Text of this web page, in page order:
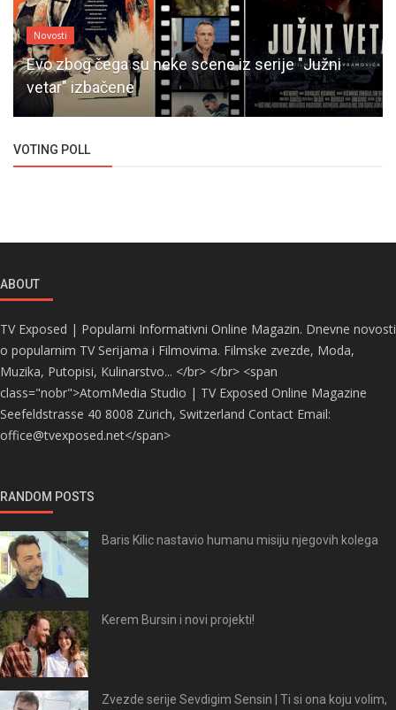
Novosti
Evo zbog čega su neke scene iz serije "Južni
vetar" izbačene
VOTING POLL
ABOUT
TV Exposed | Popularni Informativni Online Magazin. Dnevne novosti
o popularnim TV Serijama i Filmovima. Filmske zvezde, Moda,
Muzika, Putopisi, Kulinarstvo... </br> </br> <span
class="nobr">AtomMedia Studio | TV Exposed Online Magazine
Seefeldstrasse 40 8008 Zürich, Switzerland Contact Email:
office@tvexposed.net</span>
RANDOM POSTS
Baris Kilic nastavio humanu misiju njegovih kolega
Kerem Bursin i novi projekti!
Zvezde serije Sevdigim Sensin | Ti si ona koju volim,